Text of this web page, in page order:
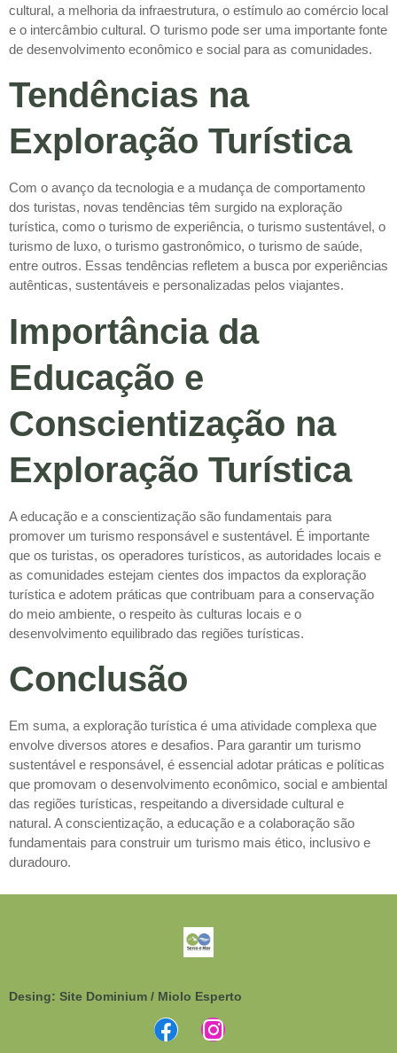
cultural, a melhoria da infraestrutura, o estímulo ao comércio local
e o intercâmbio cultural. O turismo pode ser uma importante fonte
de desenvolvimento econômico e social para as comunidades.
Tendências na
Exploração Turística
Com o avanço da tecnologia e a mudança de comportamento
dos turistas, novas tendências têm surgido na exploração
turística, como o turismo de experiência, o turismo sustentável, o
turismo de luxo, o turismo gastronômico, o turismo de saúde,
entre outros. Essas tendências refletem a busca por experiências
autênticas, sustentáveis e personalizadas pelos viajantes.
Importância da
Educação e
Conscientização na
Exploração Turística
A educação e a conscientização são fundamentais para
promover um turismo responsável e sustentável. É importante
que os turistas, os operadores turísticos, as autoridades locais e
as comunidades estejam cientes dos impactos da exploração
turística e adotem práticas que contribuam para a conservação
do meio ambiente, o respeito às culturas locais e o
desenvolvimento equilibrado das regiões turísticas.
Conclusão
Em suma, a exploração turística é uma atividade complexa que
envolve diversos atores e desafios. Para garantir um turismo
sustentável e responsável, é essencial adotar práticas e políticas
que promovam o desenvolvimento econômico, social e ambiental
das regiões turísticas, respeitando a diversidade cultural e
natural. A conscientização, a educação e a colaboração são
fundamentais para construir um turismo mais ético, inclusivo e
duradouro.
Desing: Site Dominium / Miolo Esperto